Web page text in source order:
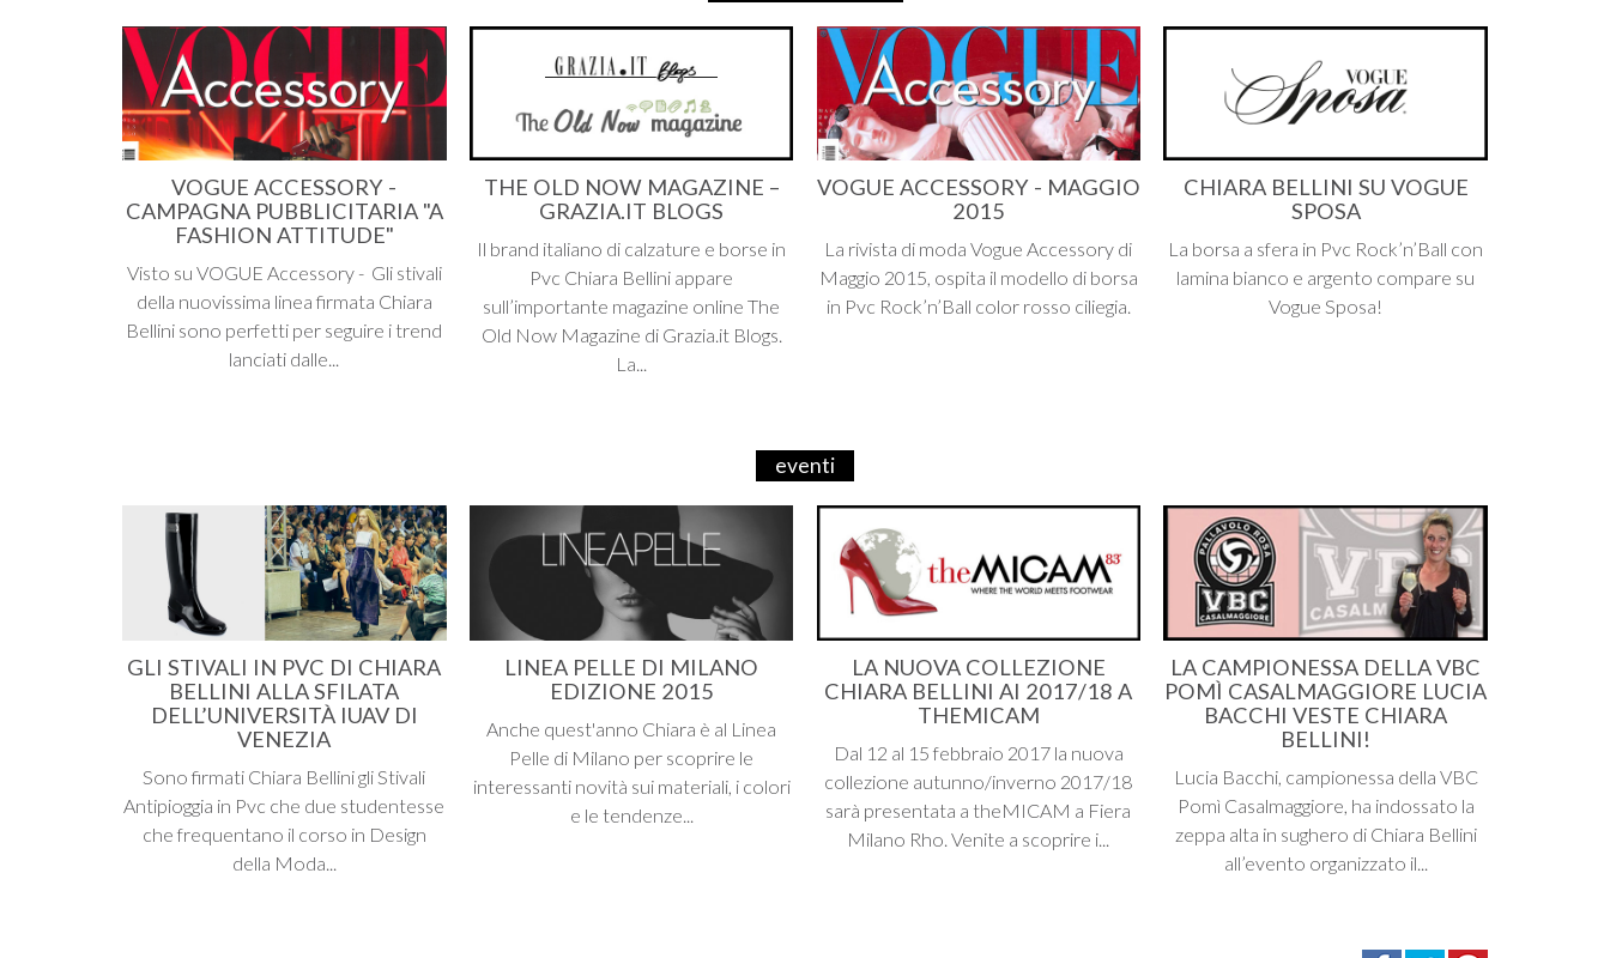
VOGUE ACCESSORY -
CAMPAGNA PUBBLICITARIA "A
FASHION ATTITUDE"
Visto su VOGUE Accessory - Gli stivali
della nuovissima linea firmata Chiara
Bellini sono perfetti per seguire i trend
lanciati dalle...
THE OLD NOW MAGAZINE –
GRAZIA.IT BLOGS
Il brand italiano di calzature e borse in
Pvc Chiara Bellini appare
sull’importante magazine online The
Old Now Magazine di Grazia.it Blogs.
La...
VOGUE ACCESSORY - MAGGIO
2015
La rivista di moda Vogue Accessory di
Maggio 2015, ospita il modello di borsa
in Pvc Rock’n’Ball color rosso ciliegia.
CHIARA BELLINI SU VOGUE
SPOSA
La borsa a sfera in Pvc Rock’n’Ball con
lamina bianco e argento compare su
Vogue Sposa!
eventi
GLI STIVALI IN PVC DI CHIARA
BELLINI ALLA SFILATA
DELL’UNIVERSITÀ IUAV DI
VENEZIA
Sono firmati Chiara Bellini gli Stivali
Antipioggia in Pvc che due studentesse
che frequentano il corso in Design
della Moda...
LINEA PELLE DI MILANO
EDIZIONE 2015
Anche quest'anno Chiara è al Linea
Pelle di Milano per scoprire le
interessanti novità sui materiali, i colori
e le tendenze...
LA NUOVA COLLEZIONE
CHIARA BELLINI AI 2017/18 A
THEMICAM
Dal 12 al 15 febbraio 2017 la nuova
collezione autunno/inverno 2017/18
sarà presentata a theMICAM a Fiera
Milano Rho. Venite a scoprire i...
LA CAMPIONESSA DELLA VBC
POMÌ CASALMAGGIORE LUCIA
BACCHI VESTE CHIARA
BELLINI!
Lucia Bacchi, campionessa della VBC
Pomì Casalmaggiore, ha indossato la
zeppa alta in sughero di Chiara Bellini
all’evento organizzato il...